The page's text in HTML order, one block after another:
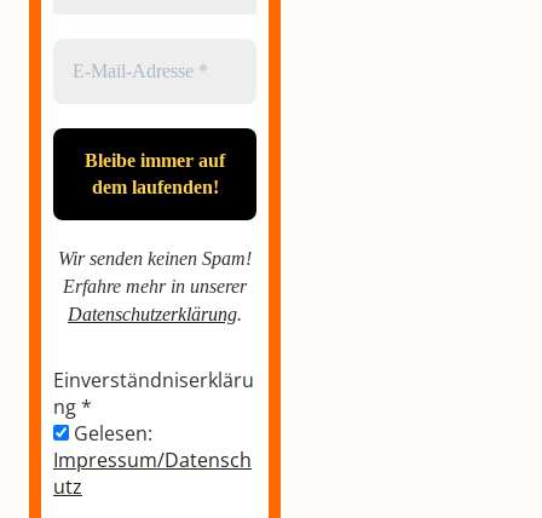
Wir senden keinen Spam!
Erfahre mehr in unserer
Datenschutzerklärung.
Einverständniserkläru
ng*
Gelesen:
Impressum/Datensch
utz